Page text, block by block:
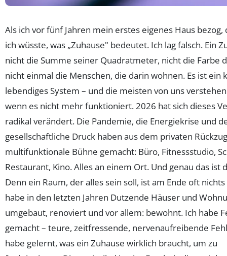
Als ich vor fünf Jahren mein erstes eigenes Haus bezog,
ich wüsste, was „Zuhause" bedeutet. Ich lag falsch. Ein
nicht die Summe seiner Quadratmeter, nicht die Farbe
nicht einmal die Menschen, die darin wohnen. Es ist ein
lebendiges System – und die meisten von uns
wenn es nicht mehr funktioniert. 2026 hat sich dieses
radikal verändert. Die Pandemie, die Energiekrise und
gesellschaftliche Druck haben aus dem privaten
multifunktionale Bühne gemacht: Büro, Fitnessstudio,
Restaurant, Kino. Alles an einem Ort. Und genau das ist
Denn ein Raum, der alles sein soll, ist am Ende oft
habe in den letzten Jahren Dutzende Häuser und
umgebaut, renoviert und vor allem: bewohnt. Ich habe
gemacht – teure, zeitfressende, nervenaufreibende
habe gelernt, was ein Zuhause wirklich braucht, um zu